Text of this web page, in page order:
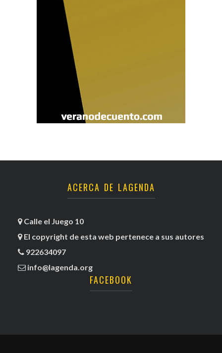
ACERCA DE LAGENDA
Calle el Juego 10
El copyright de esta web pertenece a sus autores
922634097
info@lagenda.org
FACEBOOK